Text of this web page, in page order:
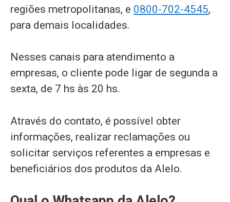
regiões metropolitanas, e 0800-702-4545,
para demais localidades.
Nesses canais para atendimento a
empresas, o cliente pode ligar de segunda a
sexta, de 7 hs às 20 hs.
Através do contato, é possível obter
informações, realizar reclamações ou
solicitar serviços referentes a empresas e
beneficiários dos produtos da Alelo.